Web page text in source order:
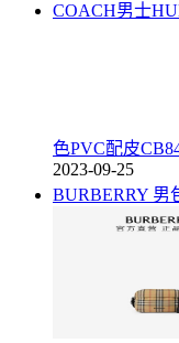
COACH男士
色PVC配皮
2023-09-25
BURBERRY 男